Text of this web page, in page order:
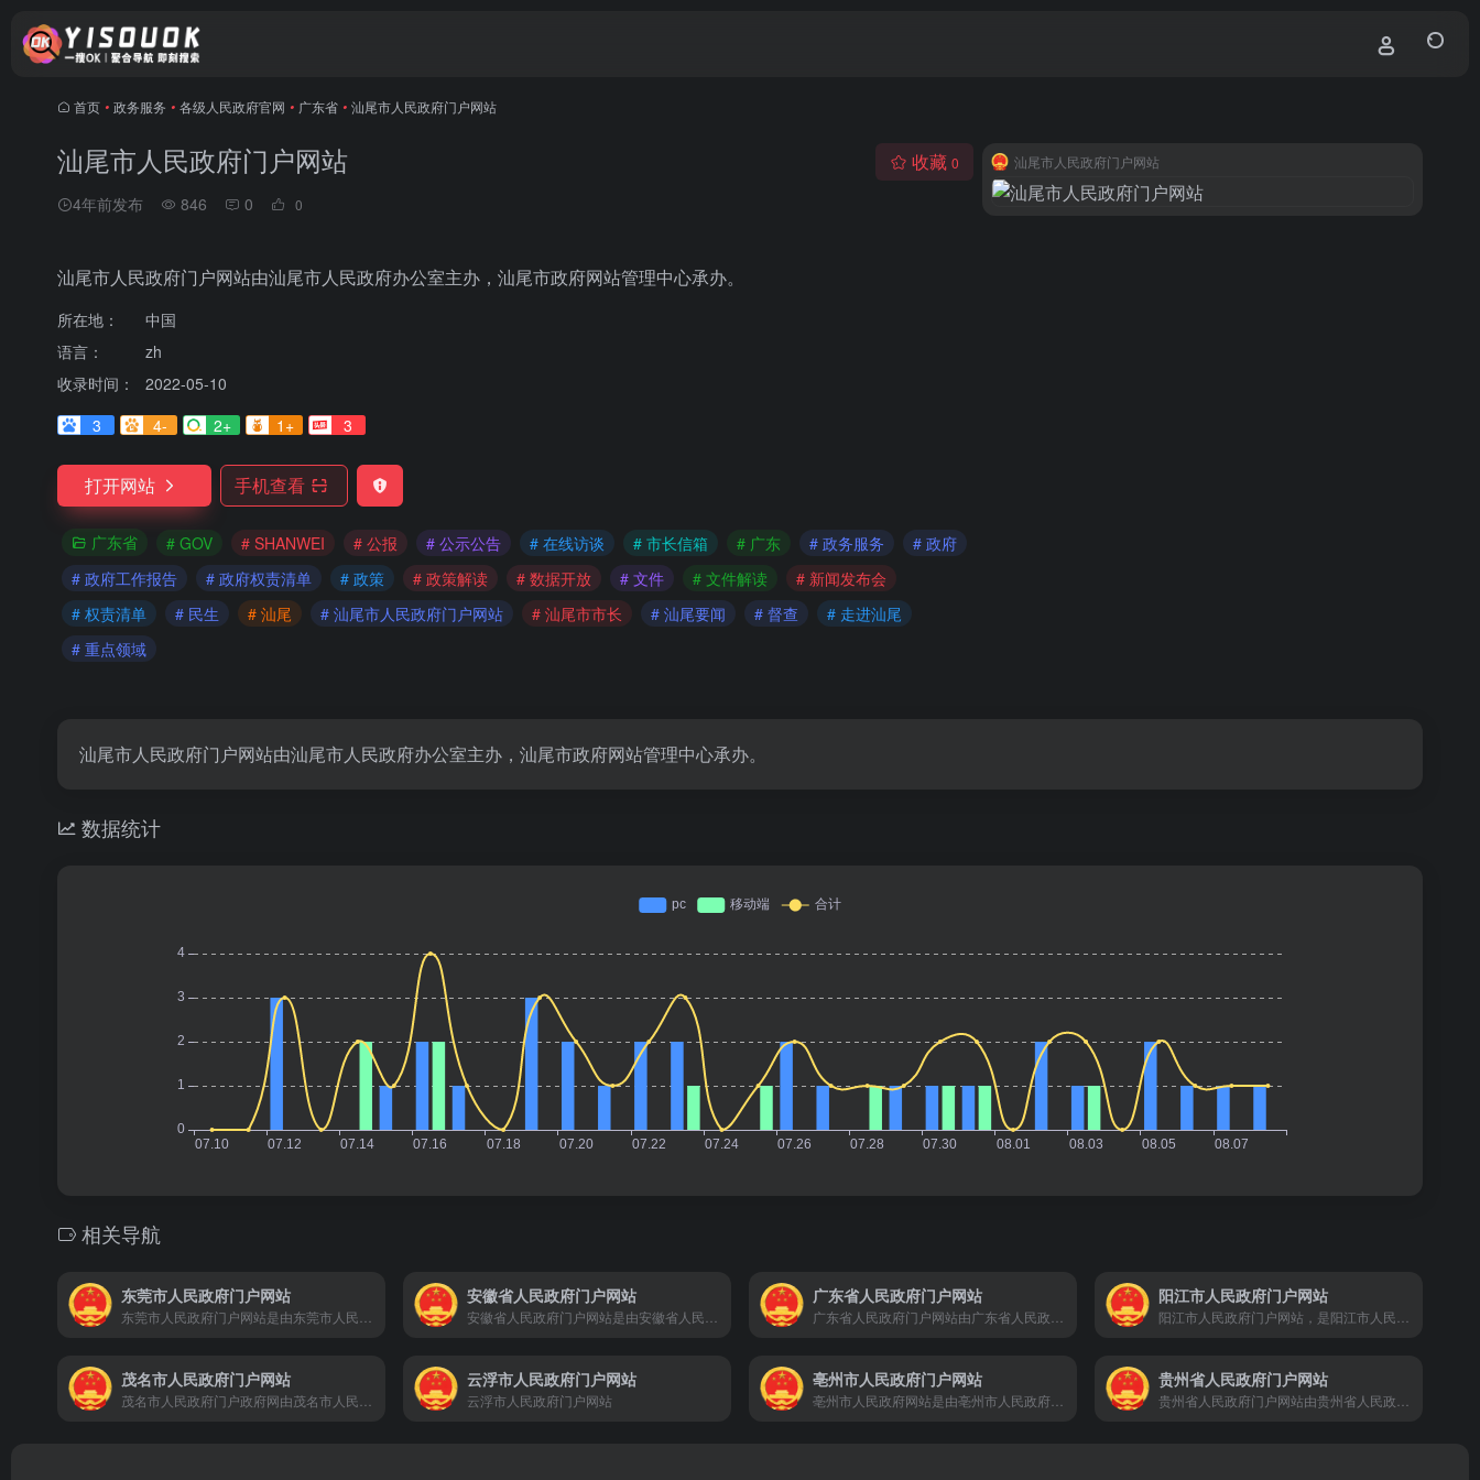
首页 • 政务服务 • 各级人民政府官网 • 广东省 • 汕尾市人民政府门户网站
汕尾市人民政府门户网站
4年前发布 846 0 0
收藏 0
汕尾市人民政府门户网站由汕尾市人民政府办公室主办，汕尾市政府网站管理中心承办。
所在地：
中国
语言：
zh
收录时间：
2022-05-10
3
4- 2+ 1+ 3
打开网站 手机查看
广东省 # GOV # SHANWEI # 公报 # 公示公告 # 在线访谈 # 市长信箱 # 广东 # 政务服务
# 政府
# 政府工作报告
# 政府权责清单 # 政策 # 政策解读 # 数据开放 # 文件 # 文件解读
# 新闻发布会
# 权责清单
# 民生 # 汕尾 # 汕尾市人民政府门户网站 # 汕尾市市长 # 汕尾要闻 # 督查
# 走进汕尾
# 重点领域
汕尾市人民政府门户网站
汕尾市人民政府门户网站由汕尾市人民政府办公室主办，汕尾市政府网站管理中心承办。
数据统计
相关导航
东莞市人民政府门户网站 安徽省人民政府门户网站 广东省人民政府门户网站 阳江市人民政府门户网站
茂名市人民政府门户网站 云浮市人民政府门户网站
云浮市人民政府门户网站
亳州市人民政府门户网站 贵州省人民政府门户网站